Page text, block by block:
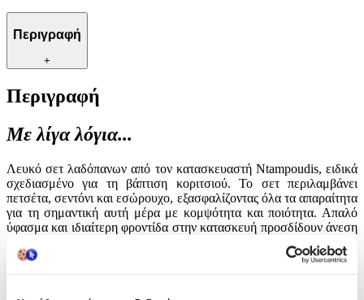
Περιγραφή
+
Περιγραφή
Με λίγα λόγια...
Λευκό σετ λαδόπανων από τον κατασκευαστή Ntampoudis, ειδικά
σχεδιασμένο για τη βάπτιση κοριτσιού. Το σετ περιλαμβάνει
πετσέτα, σεντόνι και εσώρουχο, εξασφαλίζοντας όλα τα απαραίτητα
για τη σημαντική αυτή μέρα με κομψότητα και ποιότητα. Απαλό
ύφασμα και ιδιαίτερη φροντίδα στην κατασκευή προσδίδουν άνεση
λεπτότητα και φινέτσα. Μια ξεχωριστή επιλογή που πλαισιώνει το
μυστήριο με εντυπωσιακό τρόπο.